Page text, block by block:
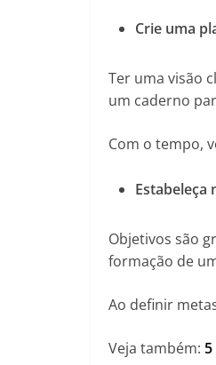
Crie uma
Ter uma visão
um caderno
Com o tempo,
Estabeleça
Objetivos são
formação de
Ao definir
Veja também: